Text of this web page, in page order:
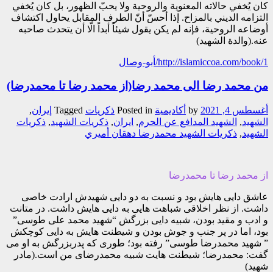
كان يُخفي حالاته المعنوية والروحية ولا يحبّ الظهور، بل كان يُخفي
التزامه الديني بالمزاح. إذا أحسّ أنّ الطرف المقابل يحاول اكتشاف
أوضاعه الروحية، فإنه لم يكن يقول شيئاً أبداً الّا أن يتحدث صاحبه
عنه.(والدة الشهيد)
http://islamiccoa.com/book/1/أبو-وصال
من محمد رضا الى محمد رضا(از محمد رضا تا محمدرضا)
أغسطس 4, 2021 أکادیمیة Posted in ذکریات Tagged إيران,
الشهيد, الشهيد المدافع عن الحرم, ايران, ذكريات الشهيد, ذکريات
الشهيد, ذکريات الشهيد محمدرضا دهقان أميري
از محمد رضا تا محمدرضا
عاشق دایی هایش بود و نسبت به دو دایی شهیدش ارادت خاصی
داشت. از نظر اخلاقی شباهت هایی به دایی هایش داشت. در متانت
و ادب و مقید بودن، شبیه دایی بزرگش “شهید محمد علی طوسی”
بود، اما در پر جنب و جوش بودن و شیطنت هایش به دایی کوچکش
” شهید محمدرضا طوسی” رفته بود؛ طوری که پدربزرگش به او می
گفت: محمدرضا؛ شیطنت هایت شبیه محمدرضای من است.(مادر
شهید)